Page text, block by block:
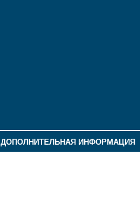
ДОПОЛНИТЕЛЬНАЯ ИНФОРМАЦИЯ